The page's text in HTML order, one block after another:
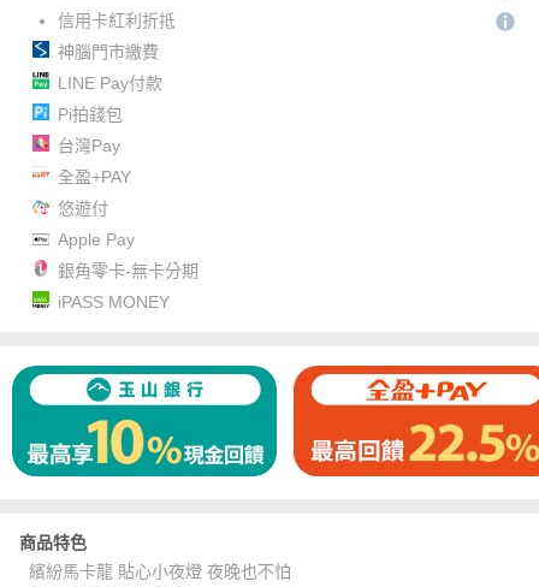
信用卡紅利折抵
神腦門市繳費
LINE Pay付款
Pi拍錢包
台灣Pay
全盈+PAY
悠遊付
Apple Pay
銀角零卡-無卡分期
iPASS MONEY
商品特色
繽紛馬卡龍 貼心小夜燈 夜晚也不怕